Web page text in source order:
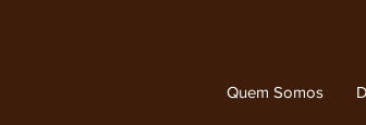
Quem Somos